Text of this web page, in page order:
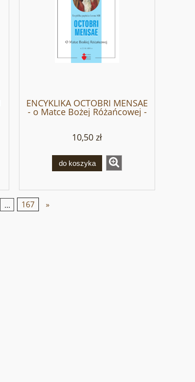
ENCYKLIKA OCTOBRI MENSAE
- o Matce Bożej Różańcowej -
Leon XIII
10,50 zł
do koszyka
... 167 »